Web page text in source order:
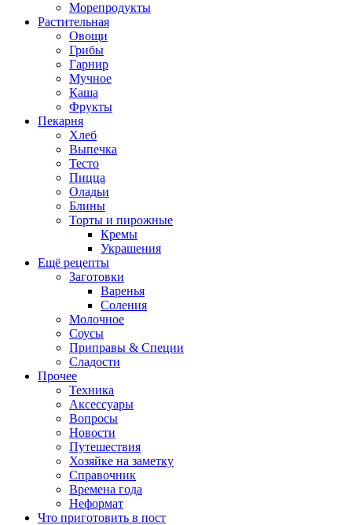
Морепродукты
Растительная
Овощи
Грибы
Гарнир
Мучное
Каша
Фрукты
Пекарня
Хлеб
Выпечка
Тесто
Пицца
Оладьи
Блины
Торты и пирожные
Кремы
Украшения
Ещё рецепты
Заготовки
Варенья
Соления
Молочное
Соусы
Приправы & Специи
Сладости
Прочее
Техника
Аксессуары
Вопросы
Новости
Путешествия
Хозяйке на заметку
Справочник
Времена года
Неформат
Что приготовить в пост